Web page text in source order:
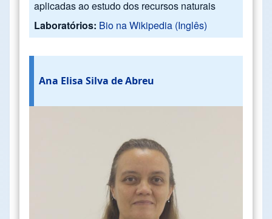
aplicadas ao estudo dos recursos naturais
Laboratórios: Bio na Wikipedia (Inglês)
Ana Elisa Silva de Abreu